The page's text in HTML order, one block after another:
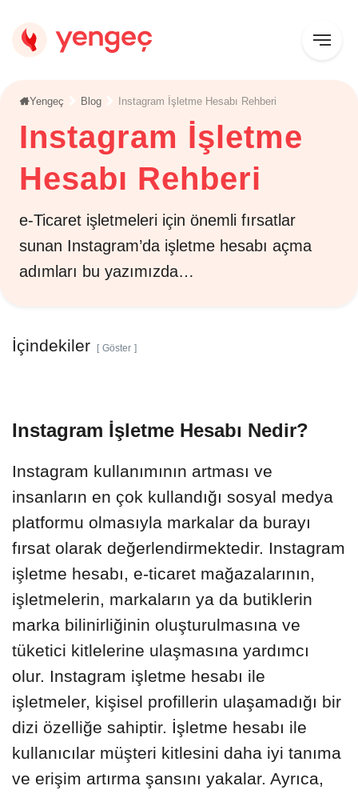
Yengeç Blog Instagram İşletme Hesabı Rehberi
Instagram İşletme
Hesabı Rehberi
e-Ticaret işletmeleri için önemli fırsatlar
sunan Instagram’da işletme hesabı açma
adımları bu yazımızda…
Instagram İşletme Hesabı Nedir?
Instagram kullanımının artması ve
insanların en çok kullandığı sosyal medya
platformu olmasıyla markalar da burayı
fırsat olarak değerlendirmektedir. Instagram
işletme hesabı, e-ticaret mağazalarının,
işletmelerin, markaların ya da butiklerin
marka bilinirliğinin oluşturulmasına ve
tüketici kitlelerine ulaşmasına yardımcı
olur. Instagram işletme hesabı ile
işletmeler, kişisel profillerin ulaşamadığı bir
dizi özelliğe sahiptir. İşletme hesabı ile
kullanıcılar müşteri kitlesini daha iyi tanıma
ve erişim artırma şansını yakalar. Ayrıca,
İçindekiler Göster